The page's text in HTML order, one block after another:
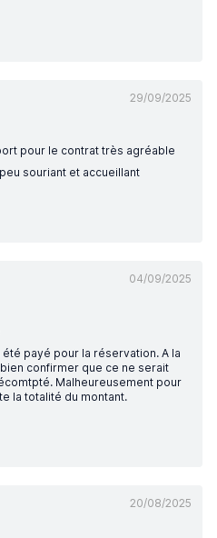
29/09/2025
pour le contrat très agréable
souriant et accueillant
04/09/2025
payé pour la réservation. A la
confirmer que ce ne serait
Malheureusement pour
la totalité du montant.
20/08/2025